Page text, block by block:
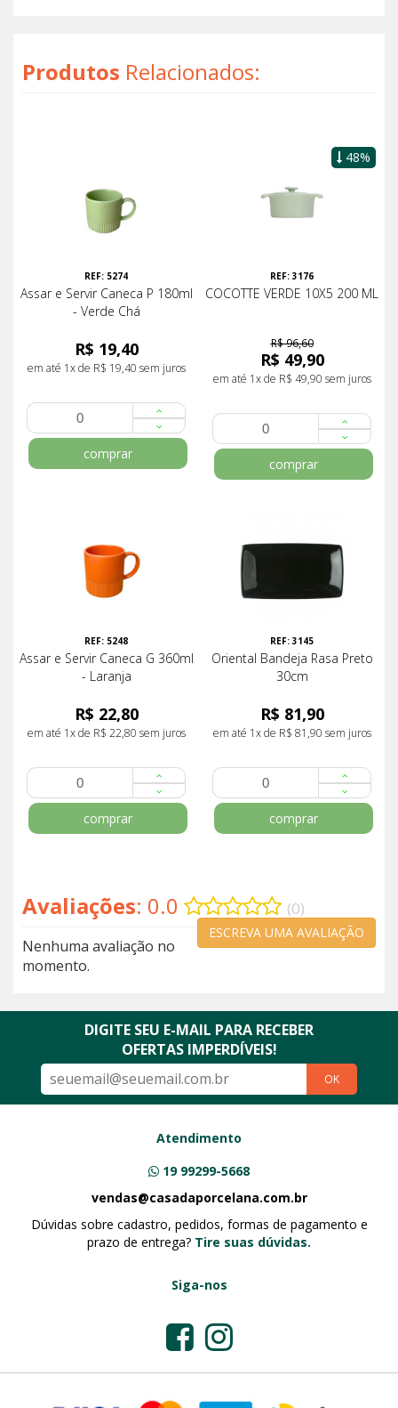
Produtos Relacionados:
REF: 5274
Assar e Servir Caneca P 180ml
- Verde Chá
R$ 19,40
em até 1x de R$ 19,40 sem juros
comprar
48%
REF: 3176
COCOTTE VERDE 10X5 200 ML
R$ 96,60
R$ 49,90
em até 1x de R$ 49,90 sem juros
comprar
REF: 5248
Assar e Servir Caneca G 360ml
- Laranja
R$ 22,80
em até 1x de R$ 22,80 sem juros
comprar
REF: 3145
Oriental Bandeja Rasa Preto
30cm
R$ 81,90
em até 1x de R$ 81,90 sem juros
comprar
Avaliações: 0.0 (0)
ESCREVA UMA AVALIAÇÃO
Nenhuma avaliação no
momento.
DIGITE SEU E-MAIL PARA RECEBER
OFERTAS IMPERDÍVEIS!
OK
Atendimento
19 99299-5668
vendas@casadaporcelana.com.br
Dúvidas sobre cadastro, pedidos, formas de pagamento e
prazo de entrega? Tire suas dúvidas.
Siga-nos